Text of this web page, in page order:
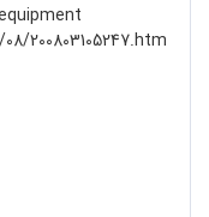
200803105247.htm